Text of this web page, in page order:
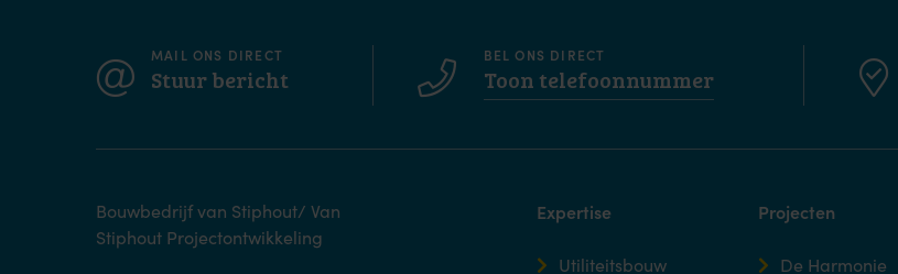
MAIL ONS DIRECT
Stuur bericht
BEL ONS DIRECT
Toon telefoonnummer
Bouwbedrijf van Stiphout/ Van
Stiphout Projectontwikkeling
Expertise
Utiliteitsbouw
Projecten
De Harmonie